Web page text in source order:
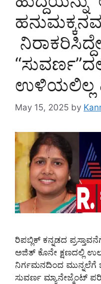
ಉಳಿಯಲಿಲ್ಲ
May 15, 2025 by
ರಿಪಬ್ಲಿಕ್ ಕನ್ನಡದ
ಅಜಿತ್ ಕೊನೇ ಕ್ಷಣದಲ್ಲಿ
ನಿರ್ಗಮನದಿಂದ ಮುನ್ನಲೆಗೆ
ಸುವರ್ಣ ಮ್ಯಾನೇಜ್ಮೆಂಟ್